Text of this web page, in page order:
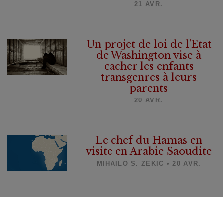
21 AVR.
Un projet de loi de l’État
de Washington vise à
cacher les enfants
transgenres à leurs
parents
20 AVR.
Le chef du Hamas en
visite en Arabie Saoudite
MIHAILO S. ZEKIC • 20 AVR.